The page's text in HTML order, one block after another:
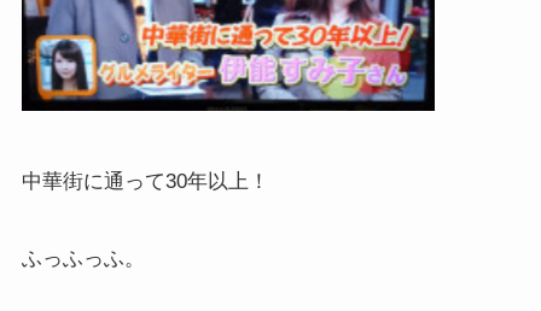
中華街に通って30年以上！
ふっふっふ。